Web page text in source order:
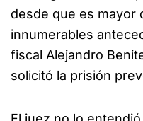
desde que es mayor
innumerables
fiscal Alejandro
solicitó la prisión